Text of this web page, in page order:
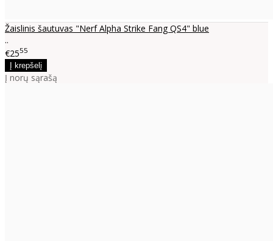
Žaislinis šautuvas "Nerf Alpha Strike Fang QS4" blue
..
€2555
Į norų sąrašą